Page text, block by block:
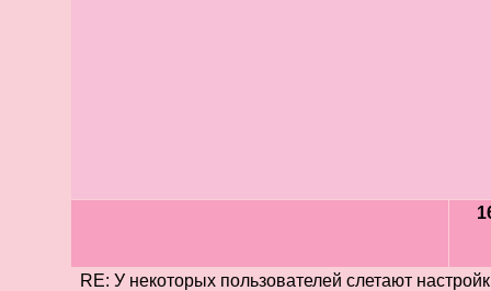
RE: У некоторых пользователей слетают